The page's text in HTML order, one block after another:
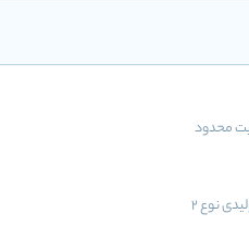
محدود
نوع 2